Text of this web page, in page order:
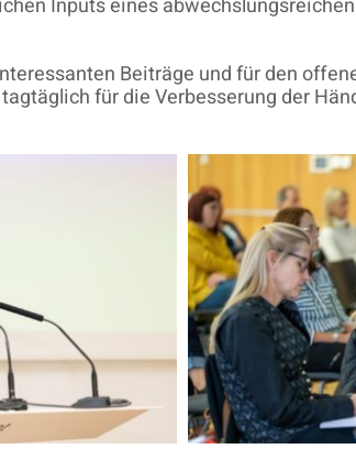
Inputs eines
Beiträge und für den
für die Verbesserung der